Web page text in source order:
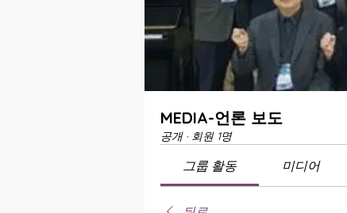
MEDIA-언론 보도
공개 · 회원 1명
그룹 활동 미디어